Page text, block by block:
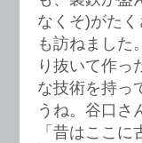
なくそ)がた
も訪ねました
り抜いて作っ
な技術を持っ
うね。谷口さ
「昔はここ